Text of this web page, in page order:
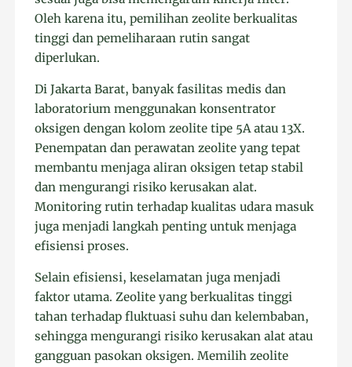
Oleh karena itu, pemilihan zeolite berkualitas
tinggi dan pemeliharaan rutin sangat
diperlukan.
Di Jakarta Barat, banyak fasilitas medis dan
laboratorium menggunakan konsentrator
oksigen dengan kolom zeolite tipe 5A atau 13X.
Penempatan dan perawatan zeolite yang tepat
membantu menjaga aliran oksigen tetap stabil
dan mengurangi risiko kerusakan alat.
Monitoring rutin terhadap kualitas udara masuk
juga menjadi langkah penting untuk menjaga
efisiensi proses.
Selain efisiensi, keselamatan juga menjadi
faktor utama. Zeolite yang berkualitas tinggi
tahan terhadap fluktuasi suhu dan kelembaban,
sehingga mengurangi risiko kerusakan alat atau
gangguan pasokan oksigen. Memilih zeolite